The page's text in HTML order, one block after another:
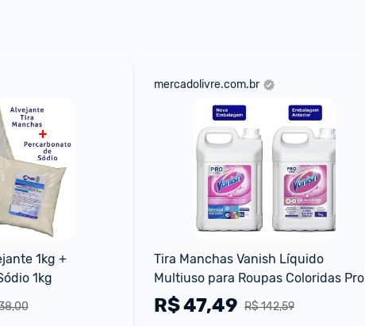
1kg +
1kg
mercadolivre.com.br
Tira Manchas Vanish Líquido
Multiuso para Roupas Coloridas Pro
Line 5L
R$ 142,59
R$47,49